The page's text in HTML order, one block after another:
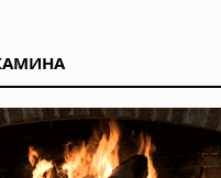
сканирование земли
скрытые каменные
6000-летних курганов
04.08.2026 в 08:49
Миниатюрные шедевры: